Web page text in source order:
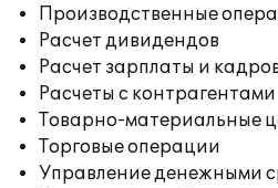
Производственные
Расчет дивидендов
Расчет зарплаты и
Расчеты с контрагентами
Товарно-материальные
Торговые операции
Управление денежными